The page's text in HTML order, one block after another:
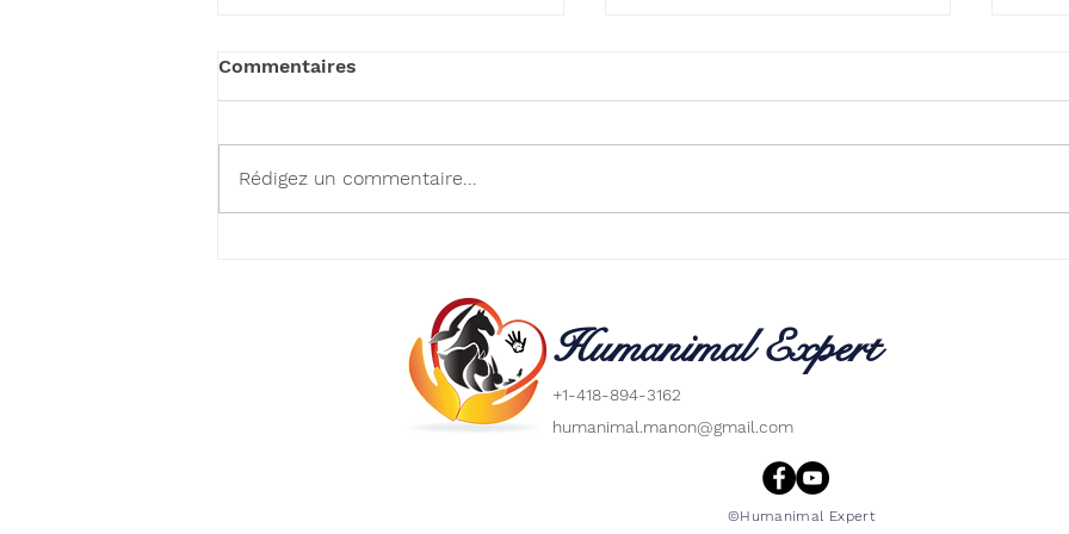
Commentaires
Rédigez un commentaire...
Humanimal Expert
+1-418-894-3162
humanimal.manon@gmail.com
©Humanimal Expert